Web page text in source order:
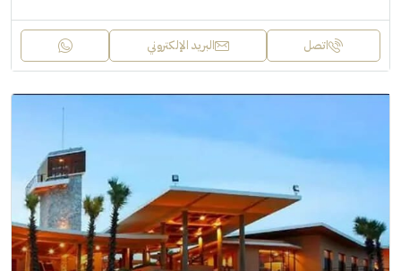
اتصل البريد الإلكتروني